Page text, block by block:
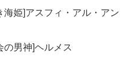
姫]アスフィ・アル・アン
男神]ヘルメス